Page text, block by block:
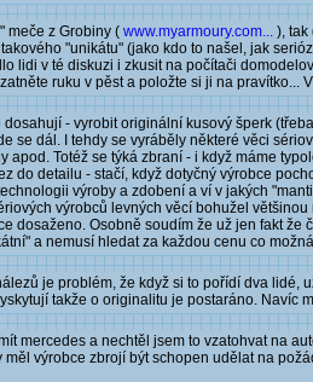
meče z Grobiny ( www.myarmoury.com... ), tak
"unikátu" (jako kdo to našel, jak
lidi v té diskuzi i zkusit na počítači
ruku v pěst a položte si ji na
- vyrobit originální kusový šperk
se dál. I tehdy se vyráběly některé věci
Totéž se týká zbraní - i když máme
do detailu - stačí, když dotyčný výrobce
výroby a zdobení a ví v jakých
výrobců levných věcí bohužel
dosaženo. Osobně soudím že už jen fakt
a nemusí hledat za každou cenu co
je problém, že když si to pořídí dva lidé,
takže o originalitu je postaráno. Navíc
mercedes a nechtěl jsem to vzatohvat na
výrobce zbrojí být schopen udělat na